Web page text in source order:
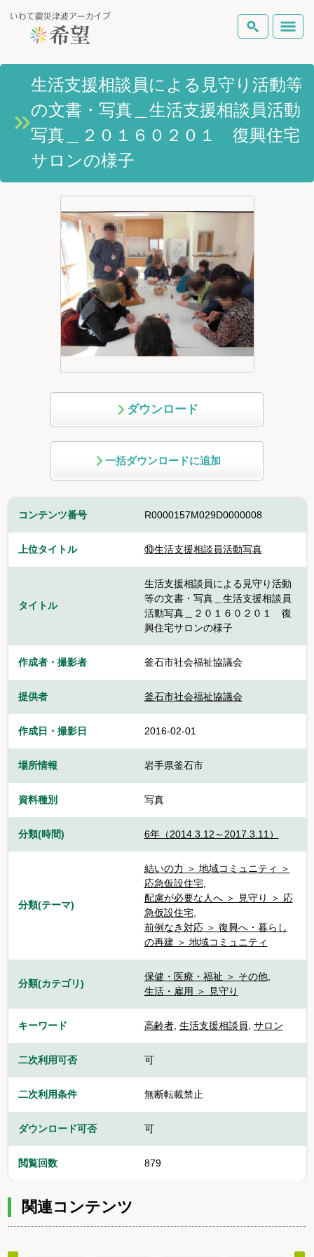
いわて震災津波アーカイブとは
岩手県の被害状況
Foreign Laguage
検索
テーマから探す 地図から探す 詳細検索
生活支援相談員による見守り活動等
の文書・写真＿生活支援相談員活動
写真＿２０１６０２０１ 復興住宅
サロンの様子
ダウンロード
一括ダウンロードに追加
コンテンツ番号 R0000157M029D0000008
上位タイトル ⑩生活支援相談員活動写真
タイトル
生活支援相談員による見守り活動
等の文書・写真＿生活支援相談員
活動写真＿２０１６０２０１ 復
興住宅サロンの様子
作成者・撮影者 釜石市社会福祉協議会
提供者 釜石市社会福祉協議会
作成日・撮影日 2016-02-01
場所情報 岩手県釜石市
資料種別 写真
分類(時間) 6年（2014.3.12～2017.3.11）
分類(テーマ)
結いの力 ＞ 地域コミュニティ ＞
応急仮設住宅,
配慮が必要な人へ ＞ 見守り ＞ 応
急仮設住宅,
前例なき対応 ＞ 復興へ・暮らし
の再建 ＞ 地域コミュニティ
分類(カテゴリ)
保健・医療・福祉 ＞ その他,
生活・雇用 ＞ 見守り
キーワード 高齢者, 生活支援相談員, サロン
二次利用可否 可
二次利用条件 無断転載禁止
ダウンロード可否 可
閲覧回数 879
関連コンテンツ